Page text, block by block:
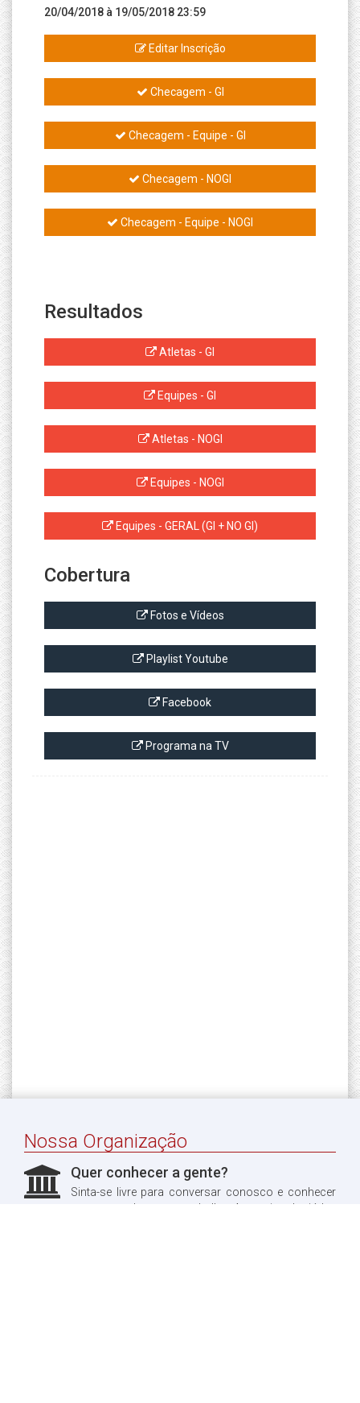
20/04/2018 à 19/05/2018 23:59
Editar Inscrição
Checagem - GI
Checagem - Equipe - GI
Checagem - NOGI
Checagem - Equipe - NOGI
Resultados
Atletas - GI
Equipes - GI
Atletas - NOGI
Equipes - NOGI
Equipes - GERAL (GI + NO GI)
Cobertura
Fotos e Vídeos
Playlist Youtube
Facebook
Programa na TV
Nossa Organização
Quer conhecer a gente?
Sinta-se livre para conversar conosco e conhecer
um pouco do nosso trabalho. Aproveitando, já leu